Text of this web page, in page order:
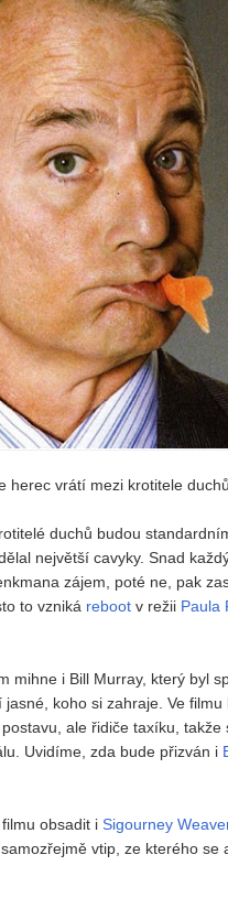
herec vrátí mezi krotitele
duchů budou
největší cavyky. Snad
zájem, poté ne, pak
to vzniká reboot v režii Paula
mihne i Bill Murray, který byl
koho si zahraje. Ve
ale řidiče taxíku,
Uvidíme, zda bude přizván i
obsadit i Sigourney
vtip, ze kterého se